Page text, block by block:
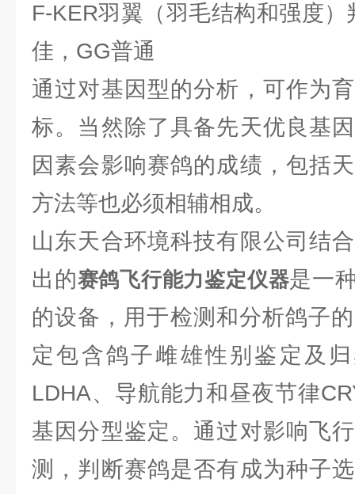
F-KER羽翼（羽毛结构和强度
佳，GG普通
通过对基因型的分析，可作为
标。当然除了具备先天优良基
因素会影响赛鸽的成绩，包括
方法等也必须相辅相成。
山东天合环境科技有限公司结
出的赛鸽飞行能力鉴定仪器是一
的设备，用于检测和分析鸽子
定包含鸽子雌雄性别鉴定及
LDHA、导航能力和昼夜节律
基因分型鉴定。通过对影响飞
测，判断赛鸽是否有成为种子